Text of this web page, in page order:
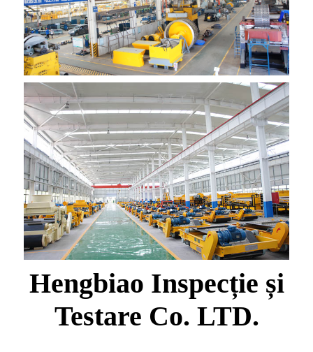
Hengbiao Inspecție și
Testare Co. LTD.